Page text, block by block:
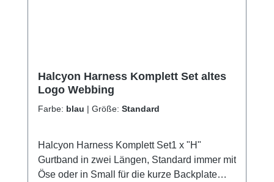
Halcyon Harness Komplett Set altes
Logo Webbing
Farbe: blau | Größe: Standard
Halcyon Harness Komplett Set1 x "H"
Gurtband in zwei Längen, Standard immer mit
Öse oder in Small für die kurze Backplate